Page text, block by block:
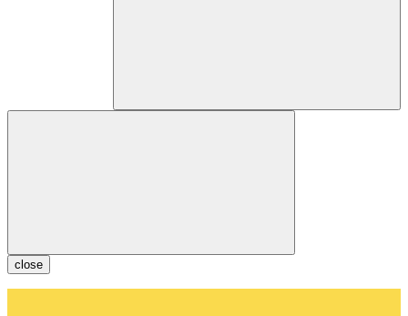
close